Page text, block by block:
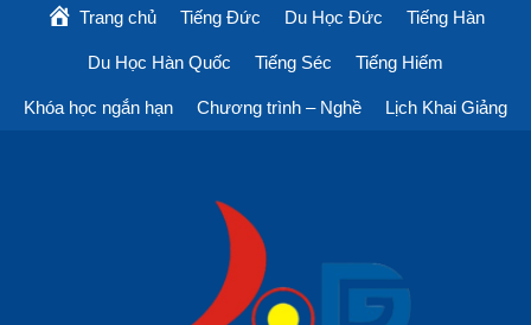
Trang chủ Tiếng Đức Du Học Đức Tiếng Hàn
Du Học Hàn Quốc Tiếng Séc Tiếng Hiếm
Khóa học ngắn hạn Chương trình – Nghề Lịch Khai Giảng